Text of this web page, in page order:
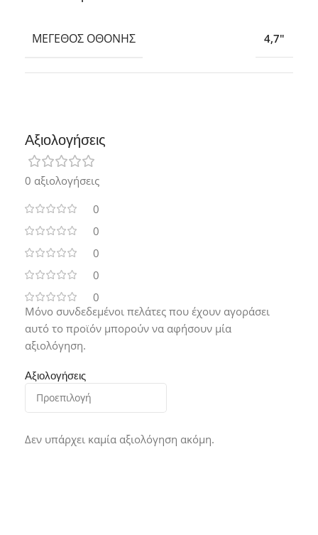
ΜΈΓΕΘΟΣ ΟΘΌΝΗΣ 4,7″
Αξιολογήσεις
0 αξιολογήσεις
0
0
0
0
0
Αξιολογήσεις
Δεν υπάρχει καμία αξιολόγηση ακόμη.
Μόνο συνδεδεμένοι πελάτες που έχουν αγοράσει
αυτό το προϊόν μπορούν να αφήσουν μία
αξιολόγηση.